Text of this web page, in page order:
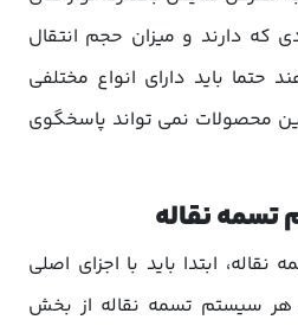
که دارند و میزان حجم انتقال
حتما باید دارای انواع مختلفی
محصولات نمی تواند پاسخگوی
تسمه نقاله
نقاله، ابتدا باید با اجزای اصلی
سیستم تسمه نقاله از بخش